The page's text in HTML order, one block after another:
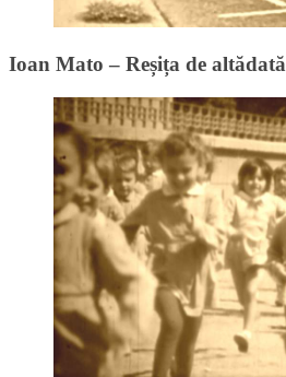
Ioan Mato – Reșița de altădată